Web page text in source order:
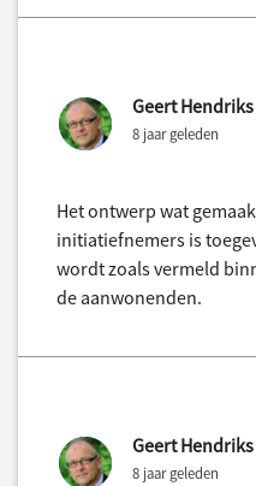
Geert Hendriks
8 jaar geleden
Het ontwerp wat
initiatiefnemers is
wordt zoals vermeld
de aanwonenden.
Geert Hendriks
8 jaar geleden